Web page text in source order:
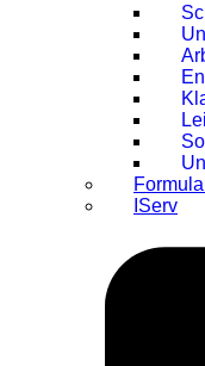
IServ